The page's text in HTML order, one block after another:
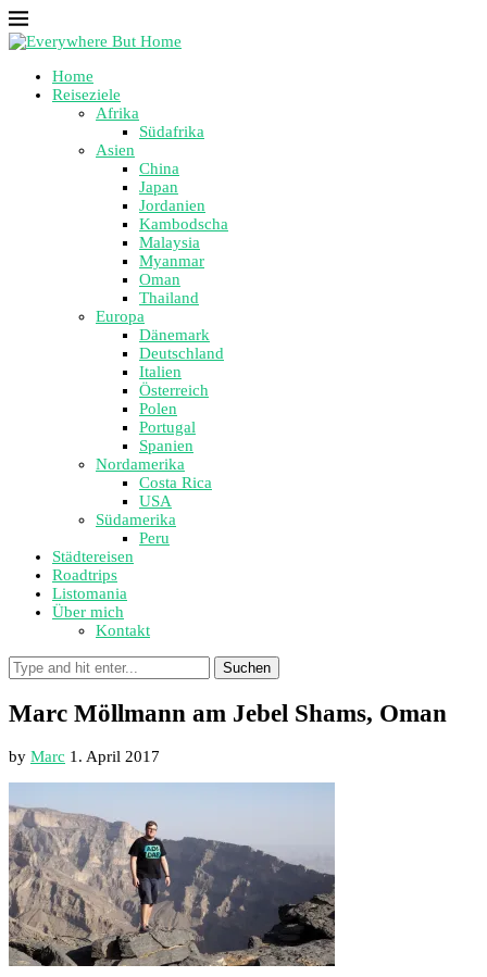
Home
Reiseziele
Afrika
Südafrika
Asien
China
Japan
Jordanien
Kambodscha
Malaysia
Myanmar
Oman
Thailand
Europa
Dänemark
Deutschland
Italien
Österreich
Polen
Portugal
Spanien
Nordamerika
Costa Rica
USA
Südamerika
Peru
Städtereisen
Roadtrips
Listomania
Über mich
Kontakt
Suchen
Marc Möllmann am Jebel Shams, Oman
by Marc 1. April 2017